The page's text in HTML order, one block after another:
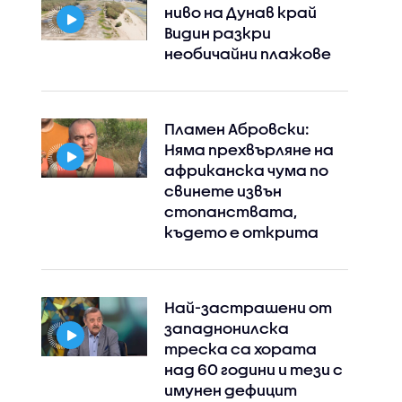
ниво на Дунав край
Видин разкри
необичайни плажове
Пламен Абровски:
Няма прехвърляне на
африканска чума по
свинете извън
стопанствата,
където е открита
Най-застрашени от
западнонилска
треска са хората
над 60 години и тези с
имунен дефицит